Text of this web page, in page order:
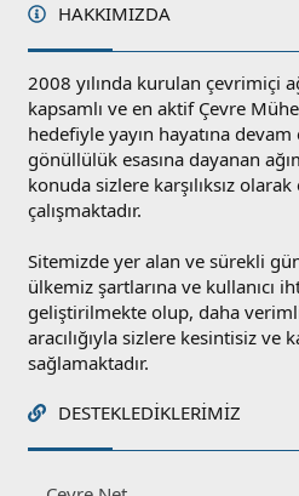
HAKKIMIZDA
2008 yılında kurulan çevrimiçi
kapsamlı ve en aktif Çevre
hedefiyle yayın hayatına
gönüllülük esasına dayanan
konuda sizlere karşılıksız
çalışmaktadır.
Sitemizde yer alan ve sürekli
ülkemiz şartlarına ve kullanıcı
geliştirilmekte olup, daha
aracılığıyla sizlere kesintisiz ve
sağlamaktadır.
DESTEKLEDIKLERIMIZ